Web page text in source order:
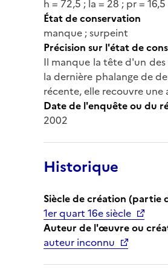
h = 72,5 ; la = 28 ; pr = 16,5
État de conservation
manque ; surpeint
Précision sur l'état de
Il manque la tête d'un
la dernière phalange de
récente, elle recouvre
Date de l'enquête ou du
2002
Historique
Siècle de création (partie
1er quart 16e siècle
Auteur de l'œuvre ou
auteur inconnu